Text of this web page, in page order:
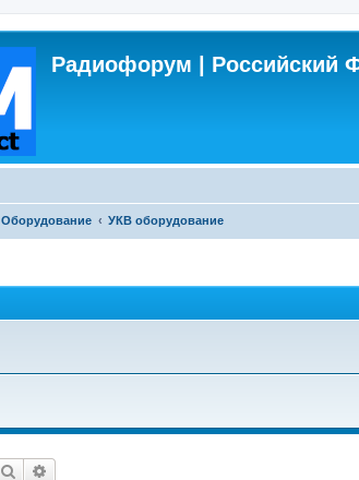
Радиофорум | Российский
Оборудование УКВ оборудование
Поиск